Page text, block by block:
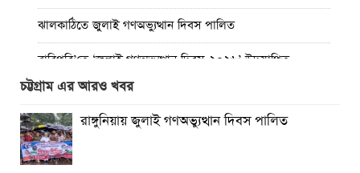
ঝালকাঠিতে জুলাই গণঅভ্যুত্থান দিবস পালিত
রাবিপ্রবি’তে ‘জুলাই গণঅভ্যুত্থান দিবস-২০২৬’ উদযাপিত
প্রত্যেক অপরাধীর বিচার এ দেশেই হবে, সে যত শক্তিশালীই হোক
না কেন”-চট্টগ্রামে জুলাই গণঅভ্যুত্থান দিবসে ব্যারিস্টার মীর হেলাল
গণঅভ্যুত্থানের অর্জন আজ রাজনৈতিক মাফিয়া ও দুর্বৃত্তায়নের
খপ্পরে : আবু হাসান টিপু
চট্টগ্রাম এর আরও খবর
রাঙ্গুনিয়ায় জুলাই গণঅভ্যুত্থান দিবস পালিত